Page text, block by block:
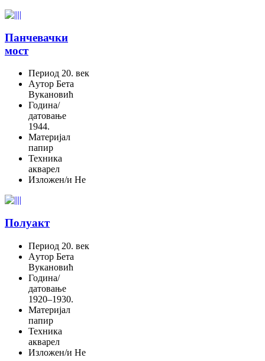
Панчевачки
мост
Период 20. век
Aутор Бета
Вукановић
Година/
датовање
1944.
Материјал
папир
Техника
акварел
Изложен/и Не
Полуакт
Период 20. век
Aутор Бета
Вукановић
Година/
датовање
1920–1930.
Материјал
папир
Техника
акварел
Изложен/и Не